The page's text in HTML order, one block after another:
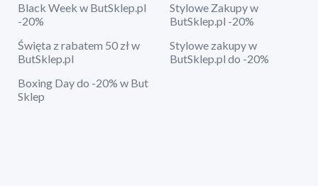
Black Week w ButSklep.pl
-20%
Stylowe Zakupy w
ButSklep.pl -20%
Święta z rabatem 50 zł w
ButSklep.pl
Stylowe zakupy w
ButSklep.pl do -20%
Boxing Day do -20% w But
Sklep